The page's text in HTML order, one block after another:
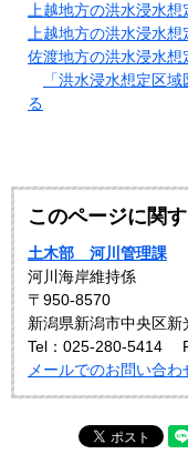
上越地方の洪水浸水
上越地方の洪水浸水
佐渡地方の洪水浸水想
「洪水浸水想定区
る
このページに関
土木部 河川管理課
河川海岸維持係
〒950-8570
新潟県新潟市中央区
Tel：025‐280-5414
メールでのお問い合わ